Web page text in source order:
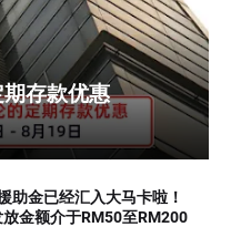
存款优惠
助金已经汇入大马卡啦！
金额介于RM50至RM200